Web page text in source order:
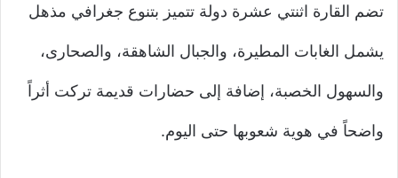
تضم القارة اثنتي عشرة دولة تتميز بتنوع جغرافي مذهل
يشمل الغابات المطيرة، والجبال الشاهقة، والصحارى،
والسهول الخصبة، إضافة إلى حضارات قديمة تركت أثراً
واضحاً في هوية شعوبها حتى اليوم.